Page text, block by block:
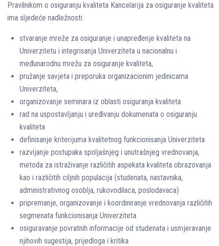
Pravilnikom o osiguranju kvaliteta Kancelarija za osiguranje kvaliteta
ima sljedeće nadležnosti:
stvaranje mreže za osiguranje i unapređenje kvaliteta na
Univerzitetu i integrisanja Univerziteta u nacionalnu i
međunarodnu mrežu za osiguranje kvaliteta,
pružanje savjeta i preporuka organizacionim jedinicama
Univerziteta,
organizovanje seminara iz oblasti osiguranja kvaliteta
rad na uspostavljanju i uređivanju dokumenata o osiguranju
kvaliteta
definisanje kriterijuma kvalitetnog funkcionisanja Univerziteta
razvijanje postupaka spoljašnjeg i unutrašnjeg vrednovanja,
metoda za istraživanje različitih aspekata kvaliteta obrazovanja
kao i različitih ciljnih populacija (studenata, nastavnika,
administrativnog osoblja, rukovodilaca, poslodavaca)
pripremanje, organizovanje i koordiniranje vrednovanja različitih
segmenata funkcionisanja Univerziteta
osiguravanje povratnih informacije od studenata i usmjeravanje
njihovih sugestija, prijedloga i kritika